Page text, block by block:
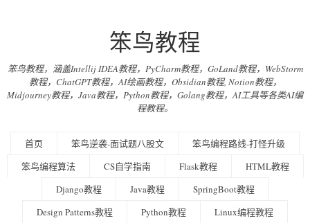
笨鸟教程
笨鸟教程，涵盖Intellij IDEA教程，PyCharm教程，GoLand教程，WebStorm
教程，ChatGPT教程，AI绘画教程，Obsidian教程, Notion教程，
Midjourney教程，Java教程，Python教程，Golang教程，AI工具等各类AI编
程教程。
首页 笨鸟逆袭-面试题八股文
笨鸟编程路线-打怪升级
笨鸟编程算法
CS自学指南 Flask教程
HTML教程
Django教程
Java教程
SpringBoot教程
Design Patterns教程
Python教程
Linux编程教程